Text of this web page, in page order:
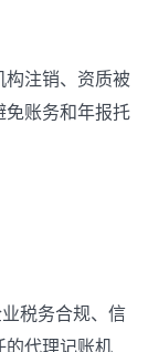
构注销、资质被
免账务和年报托
税务合规、信
的代理记账机